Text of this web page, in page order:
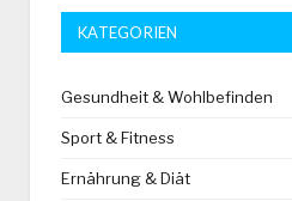
KATEGORIEN
Gesundheit & Wohlbefinden
Sport & Fitness
Ernährung & Diät